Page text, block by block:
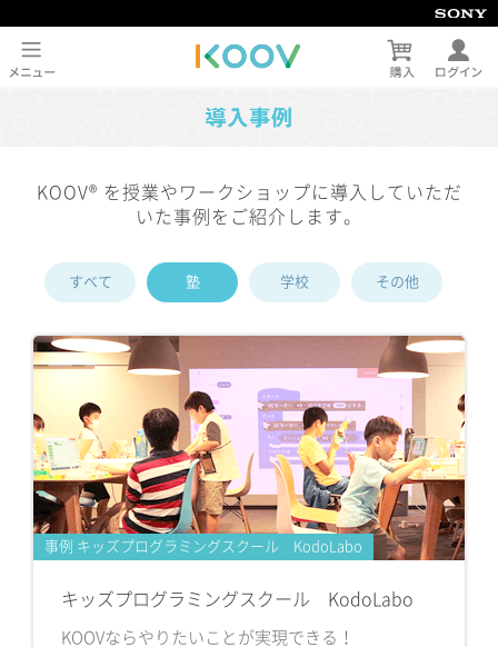
KOOV® を授業やワークショップに導入していただ
いた事例をご紹介します。
すべて 塾 学校 その他
事例 キッズプログラミングスクール KodoLabo
キッズプログラミングスクール KodoLabo
KOOVならやりたいことが実現できる！